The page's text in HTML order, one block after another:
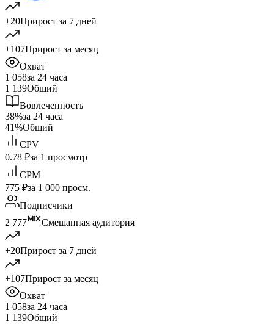
+20Прирост за 7 дней
+107Прирост за месяц
Охват
1 058за 24 часа
1 139Общий
Вовлеченность
38%за 24 часа
41%Общий
CPV
0.78 ₽за 1 просмотр
CPM
775 ₽за 1 000 просм.
Подписчики
2 777
Смешанная аудитория
+20Прирост за 7 дней
+107Прирост за месяц
Охват
1 058за 24 часа
1 139Общий